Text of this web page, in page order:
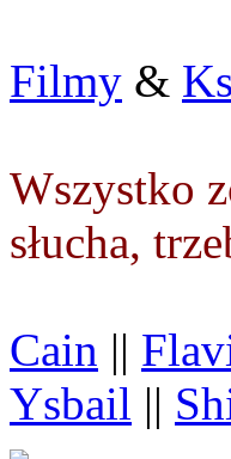
Filmy &
Wszystko
słucha,
Cain ||
Ysbail ||